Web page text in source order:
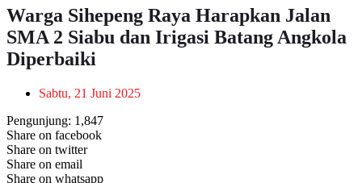
Warga Sihepeng Raya Harapkan Jalan
SMA 2 Siabu dan Irigasi Batang Angkola
Diperbaiki
Sabtu, 21 Juni 2025
Pengunjung: 1,847
Share on facebook
Share on twitter
Share on email
Share on whatsapp